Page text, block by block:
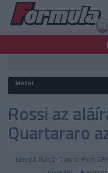
FORMULA
PODCAST
LIVE
DIGITÁLIS MAGAZIN
Motor
Rossi az
Quartararo
Szerző: Balogh Tamás; Fotó: